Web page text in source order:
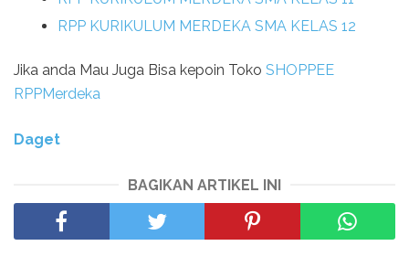
RPP KURIKULUM MERDEKA SMA KELAS 12
Jika anda Mau Juga Bisa kepoin Toko SHOPPEE
RPPMerdeka
Daget
BAGIKAN ARTIKEL INI